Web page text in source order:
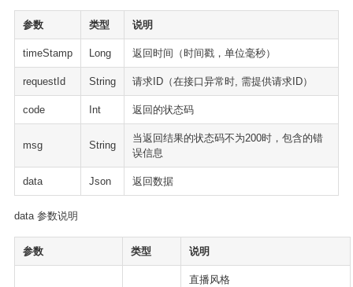
参数 类型 说明
timeStamp Long 返回时间（时间戳，单位毫秒）
requestId String 请求ID（在接口异常时, 需提供请求ID）
code Int 返回的状态码
msg String
当返回结果的状态码不为200时，包含的错
误信息
data Json 返回数据
data 参数说明
参数 类型 说明
直播风格